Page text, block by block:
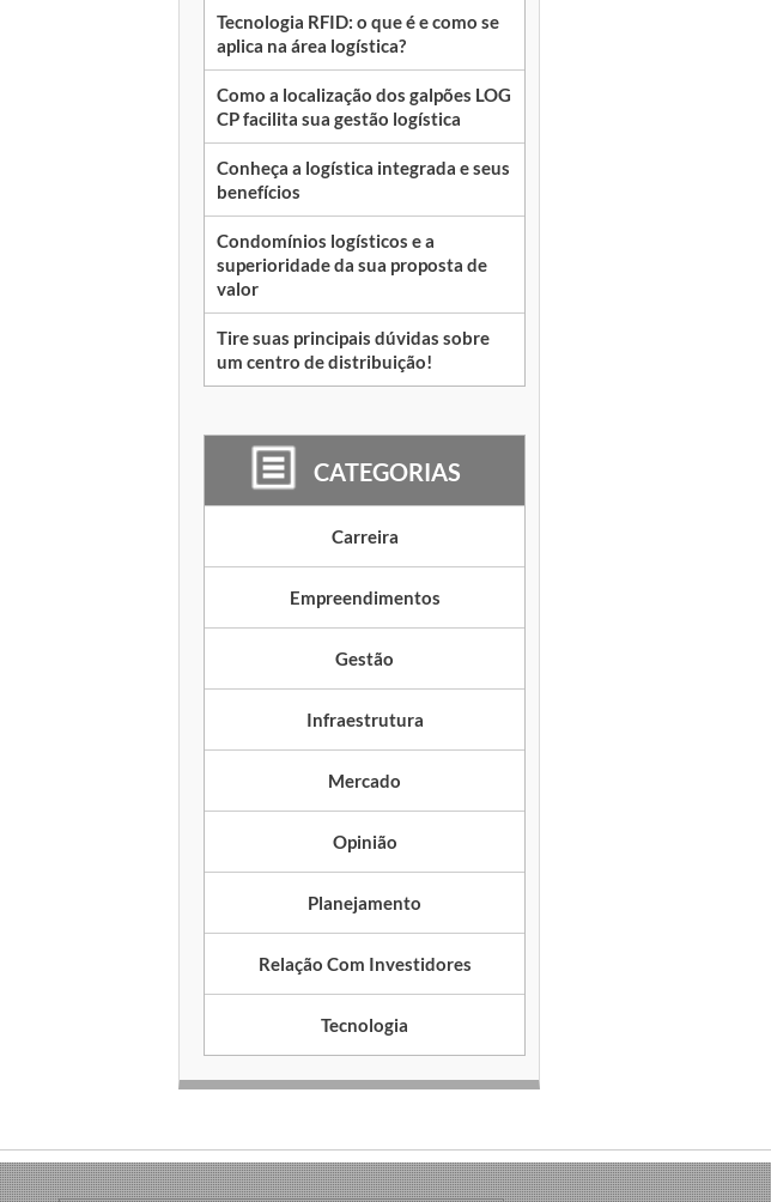
Tecnologia RFID: o que é e como se
aplica na área logística?
Como a localização dos galpões LOG
CP facilita sua gestão logística
Conheça a logística integrada e seus
benefícios
Condomínios logísticos e a
superioridade da sua proposta de
valor
Tire suas principais dúvidas sobre
um centro de distribuição!
CATEGORIAS
Carreira
Empreendimentos
Gestão
Infraestrutura
Mercado
Opinião
Planejamento
Relação Com Investidores
Tecnologia